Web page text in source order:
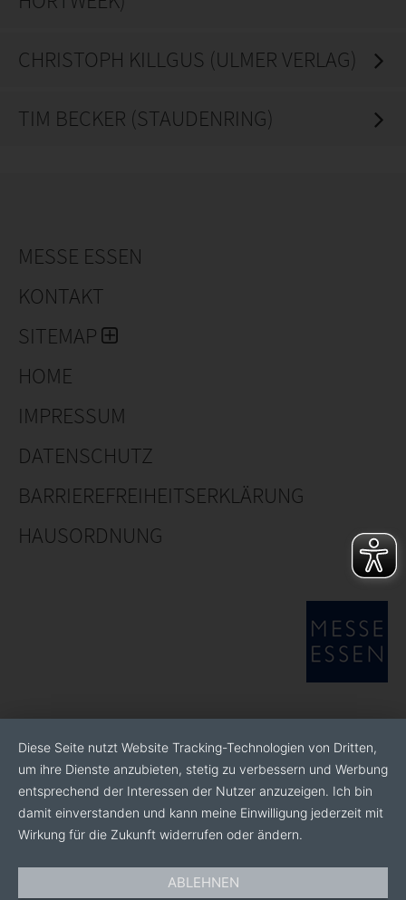
CHRISTOPH KILLGUS (ULMER VERLAG)
TIM BECKER (STAUDENRING)
MESSE ESSEN
KONTAKT
SITEMAP
HOME
IMPRESSUM
DATENSCHUTZ
BARRIEREFREIHEITSERKLÄRUNG
HAUSORDNUNG
Diese Seite nutzt Website Tracking-Technologien von Dritten,
um ihre Dienste anzubieten, stetig zu verbessern und Werbung
entsprechend der Interessen der Nutzer anzuzeigen. Ich bin
damit einverstanden und kann meine Einwilligung jederzeit mit
Wirkung für die Zukunft widerrufen oder ändern.
ABLEHNEN